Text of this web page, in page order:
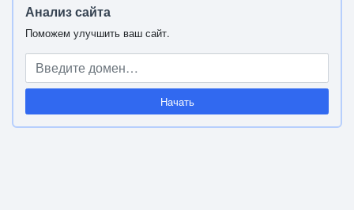
Анализ сайта
Поможем улучшить ваш сайт.
Начать